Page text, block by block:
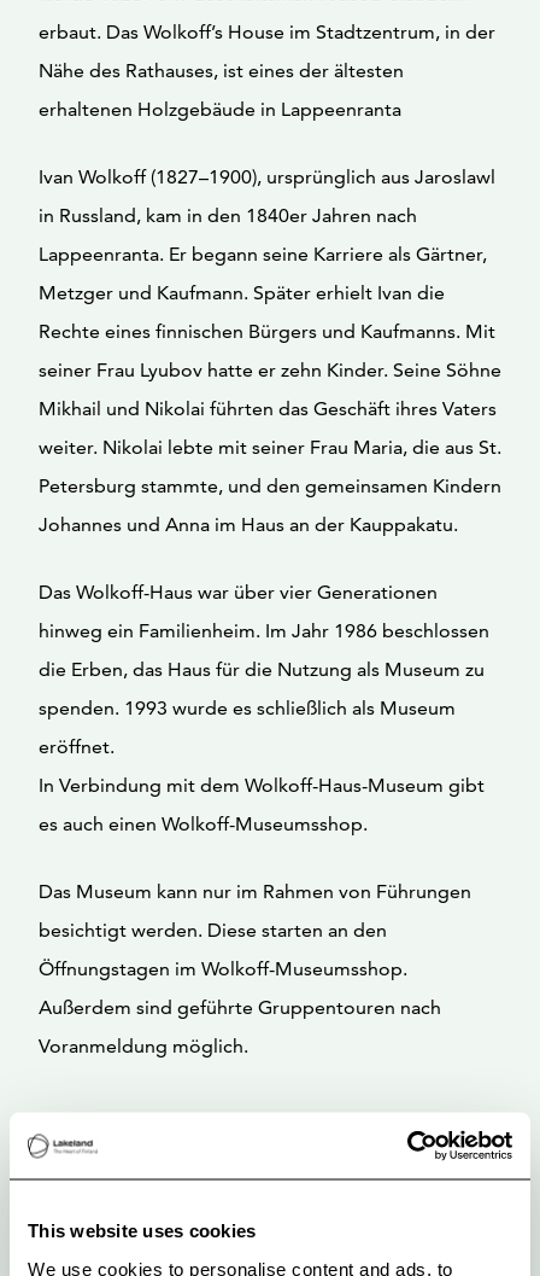
This website uses cookies
We use cookies to personalise content and ads, to
erbaut. Das Wolkoff’s House im Stadtzentrum, in der
Nähe des Rathauses, ist eines der ältesten
erhaltenen Holzgebäude in Lappeenranta
Ivan Wolkoff (1827–1900), ursprünglich aus Jaroslawl
in Russland, kam in den 1840er Jahren nach
Lappeenranta. Er begann seine Karriere als Gärtner,
Metzger und Kaufmann. Später erhielt Ivan die
Rechte eines finnischen Bürgers und Kaufmanns. Mit
seiner Frau Lyubov hatte er zehn Kinder. Seine Söhne
Mikhail und Nikolai führten das Geschäft ihres Vaters
weiter. Nikolai lebte mit seiner Frau Maria, die aus St.
Petersburg stammte, und den gemeinsamen Kindern
Johannes und Anna im Haus an der Kauppakatu.
Das Wolkoff-Haus war über vier Generationen
hinweg ein Familienheim. Im Jahr 1986 beschlossen
die Erben, das Haus für die Nutzung als Museum zu
spenden. 1993 wurde es schließlich als Museum
eröffnet.
In Verbindung mit dem Wolkoff-Haus-Museum gibt
es auch einen Wolkoff-Museumsshop.
Das Museum kann nur im Rahmen von Führungen
besichtigt werden. Diese starten an den
Öffnungstagen im Wolkoff-Museumsshop.
Außerdem sind geführte Gruppentouren nach
Voranmeldung möglich.